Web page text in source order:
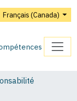
Français (Canada)